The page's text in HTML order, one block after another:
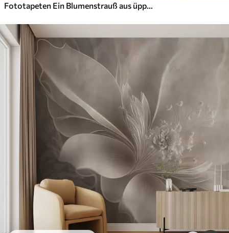
Fototapeten Ein Blumenstrauß aus üppigen, pastellfarbenen Pfingstrosen und anderen Blumen vor einem weichen, unscharfen Hintergrund